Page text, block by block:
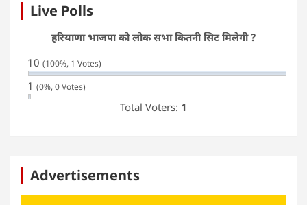
Live Polls
हरियाणा भाजपा को लोक सभा कितनी सिट मिलेगी ?
10 (100%, 1 Votes)
1 (0%, 0 Votes)
Total Voters: 1
Advertisements